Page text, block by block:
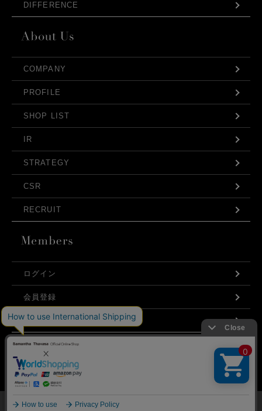
DIFFERENCE
COMPANY
PROFILE
SHOP LIST
IR
STRATEGY
CSR
RECRUIT
ログイン
会員登録
利用規約
お問い合わせ
プライバシーポリシー
©Samantha Thavasa Japan Limited
弊社はCookieを利用し、Webの利便性向上に努め
ております。「承諾する」をクリックしていただ
くと、お客様に最適な内容を提供することが可能
ご覧ください。
承諾する